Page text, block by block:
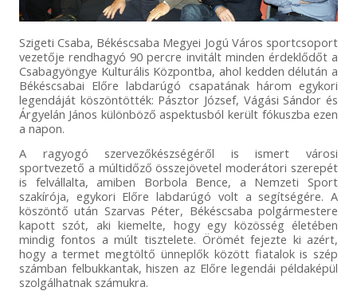
Szigeti Csaba, Békéscsaba Megyei Jogú Város sportcsoport
vezetője rendhagyó 90 percre invitált minden érdeklődőt a
Csabagyöngye Kulturális Központba, ahol kedden délután a
Békéscsabai Előre labdarúgó csapatának három egykori
legendáját köszöntötték: Pásztor József, Vágási Sándor és
Árgyelán János különböző aspektusból került fókuszba ezen
a napon.
A ragyogó szervezőkészségéről is ismert városi
sportvezető a múltidőző összejövetel moderátori szerepét
is felvállalta, amiben Borbola Bence, a Nemzeti Sport
szakírója, egykori Előre labdarúgó volt a segítségére. A
köszöntő után Szarvas Péter, Békéscsaba polgármestere
kapott szót, aki kiemelte, hogy egy közösség életében
mindig fontos a múlt tisztelete. Örömét fejezte ki azért,
hogy a termet megtöltő ünneplők között fiatalok is szép
számban felbukkantak, hiszen az Előre legendái példaképül
szolgálhatnak számukra.